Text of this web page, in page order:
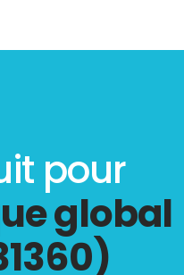
pour
global